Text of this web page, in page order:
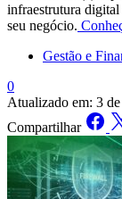
infraestrutura digital
seu negócio.
Gestão e
0
Atualizado em: 3
Compartilhar